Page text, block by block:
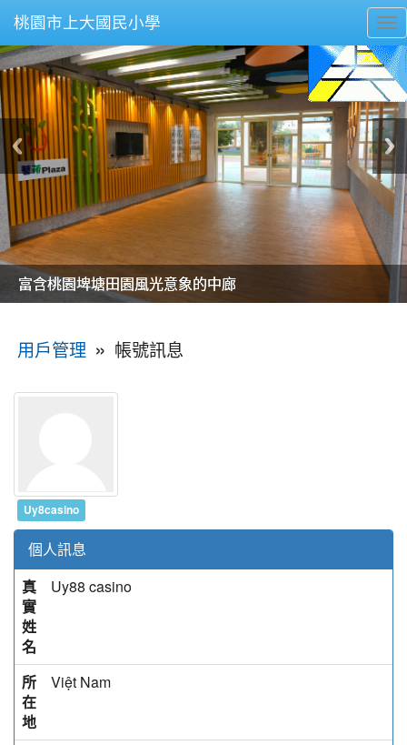
桃園市上大國民小學
美麗的操場是我們活力的來源
美麗的操場是我們活力的來源
煥然一新的小司令台
煥然一新的小司令台
富含桃園埤塘田園風光意象的中廊
富含桃園埤塘田園風光意象的中廊
嶄新的中庭廣場
嶄新的中庭廣場
水生池生生不息
水生池生生不息
用戶管理 » 帳號訊息
Uy8casino
個人訊息
真
實
姓
名
Uy88 casino
所
在
地
Việt Nam